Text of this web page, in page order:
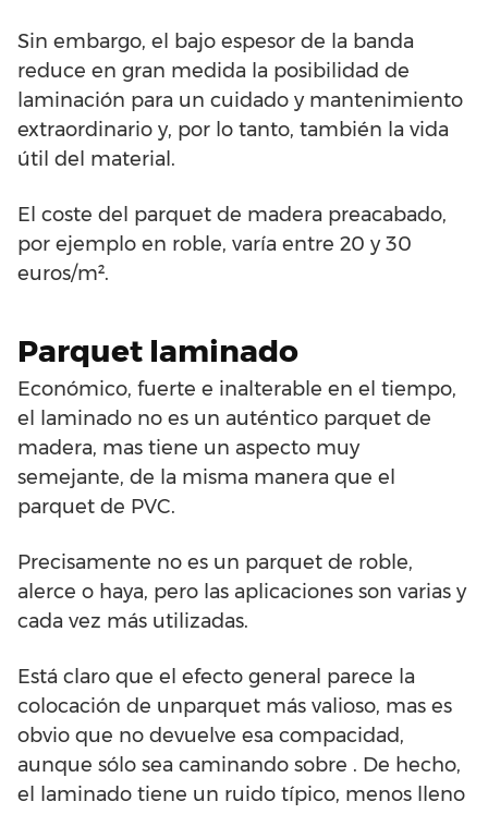
Sin embargo, el bajo espesor de la banda
reduce en gran medida la posibilidad de
laminación para un cuidado y mantenimiento
extraordinario y, por lo tanto, también la vida
útil del material.
El coste del parquet de madera preacabado,
por ejemplo en roble, varía entre 20 y 30
euros/m².
Parquet laminado
Económico, fuerte e inalterable en el tiempo,
el laminado no es un auténtico parquet de
madera, mas tiene un aspecto muy
semejante, de la misma manera que el
parquet de PVC.
Precisamente no es un parquet de roble,
alerce o haya, pero las aplicaciones son varias y
cada vez más utilizadas.
Está claro que el efecto general parece la
colocación de unparquet más valioso, mas es
obvio que no devuelve esa compacidad,
aunque sólo sea caminando sobre . De hecho,
el laminado tiene un ruido típico, menos lleno